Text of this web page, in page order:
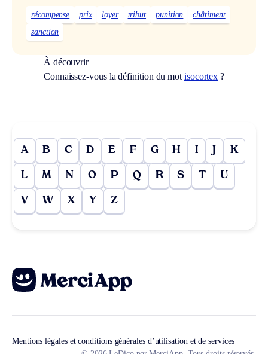
récompense prix loyer tribut punition
châtiment
sanction
À découvrir
Connaissez-vous la définition du mot isocortex ?
A B C D E F G H I J K
L M N O P Q R S T U
V W X Y Z
Mentions légales et conditions générales d’utilisation et de services